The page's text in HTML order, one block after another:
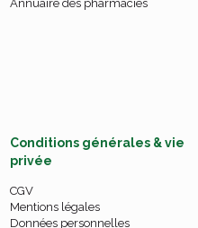
Annuaire des pharmacies
Conditions générales & vie
privée
CGV
Mentions légales
Données personnelles